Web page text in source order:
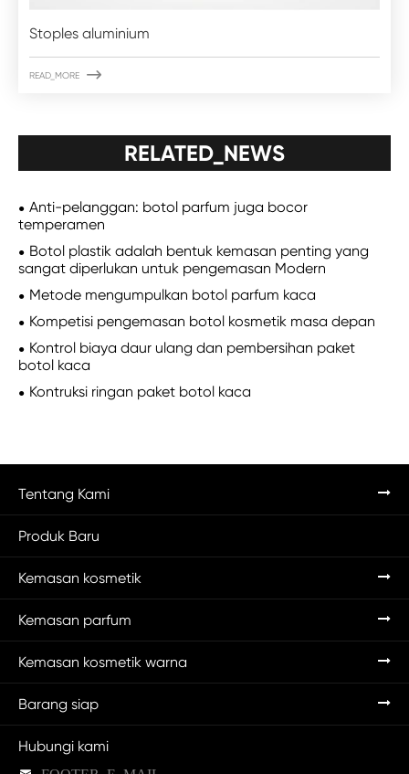
Stoples aluminium
READ_MORE 
RELATED_NEWS
Anti-pelanggan: botol parfum juga bocor
temperamen
Botol plastik adalah bentuk kemasan penting yang
sangat diperlukan untuk pengemasan Modern
Metode mengumpulkan botol parfum kaca
Kompetisi pengemasan botol kosmetik masa depan
Kontrol biaya daur ulang dan pembersihan paket
botol kaca
Kontruksi ringan paket botol kaca
Tentang Kami
Produk Baru
Kemasan kosmetik
Kemasan parfum
Kemasan kosmetik warna
Barang siap
Hubungi kami